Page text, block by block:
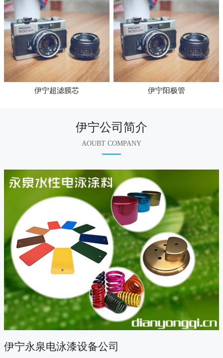
伊宁超滤膜芯 伊宁阳极管
伊宁公司简介
AOUBT COMPANY
伊宁永泉电泳漆设备公司